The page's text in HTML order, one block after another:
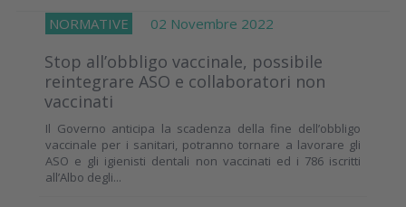
NORMATIVE 02 Novembre 2022
Stop all’obbligo vaccinale, possibile
reintegrare ASO e collaboratori non
vaccinati
Il Governo anticipa la scadenza della fine dell’obbligo
vaccinale per i sanitari, potranno tornare a lavorare gli
ASO e gli igienisti dentali non vaccinati ed i 786 iscritti
all’Albo degli...